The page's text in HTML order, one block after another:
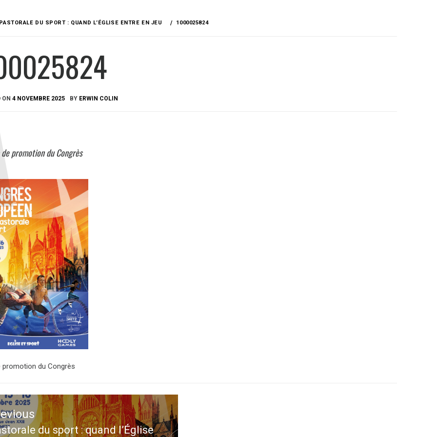
PASTORALE DU SPORT : QUAND L’ÉGLISE ENTRE EN JEU 1000025824
ON4 NOVEMBRE 2025 BY ERWIN COLIN
promotion du Congrès
promotion du Congrès
du sport : quand l’Église